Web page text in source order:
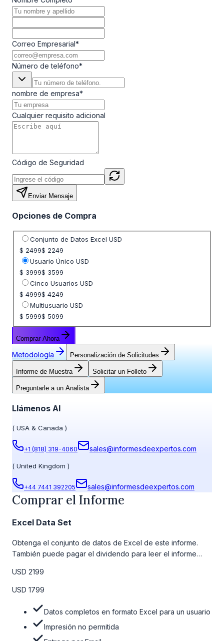
Correo Empresarial*
Número de teléfono*
nombre de empresa*
Cualquier requisito adicional
Código de Seguridad
Enviar Mensaje
Opciones de Compra
Seleccione opción de precio
Conjunto de Datos Excel USD
$ 2499$ 2249
Usuario Único USD
$ 3999$ 3599
Cinco Usuarios USD
$ 4999$ 4249
Multiusuario USD
$ 5999$ 5099
Comprar Ahora
Metodología Personalización de Solicitudes
Informe de Muestra Solicitar un Folleto
Preguntarle a un Analista
Llámenos Al
( USA & Canada )
+1 (818) 319-4060 sales@informesdeexpertos.com
( United Kingdom )
+44 7441 392205 sales@informesdeexpertos.com
Comprar el Informe
Excel Data Set
Obtenga el conjunto de datos de Excel de este informe.
También puede pagar el dividendo para leer el informe
la tabla de precios a continuación.
USD 2199
USD 1799
Datos completos en formato Excel para un usuario
Impresión no permitida